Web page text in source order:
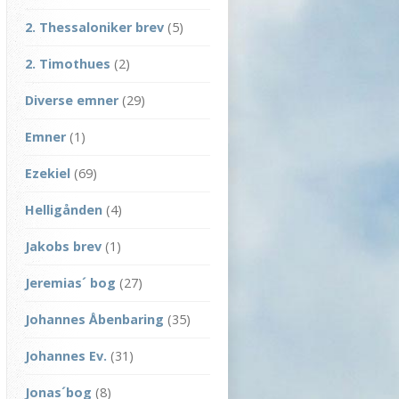
2. Thessaloniker brev (5)
2. Timothues (2)
Diverse emner (29)
Emner (1)
Ezekiel (69)
Helligånden (4)
Jakobs brev (1)
Jeremias´ bog (27)
Johannes Åbenbaring (35)
Johannes Ev. (31)
Jonas´bog (8)